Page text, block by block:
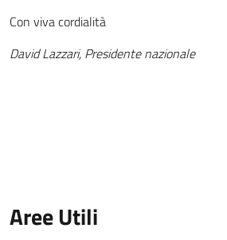
Con viva cordialità
David Lazzari, Presidente nazionale
Aree Utili